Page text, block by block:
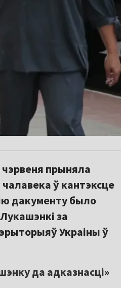
прыняла
ў кантэксце
дакументу было
за
Украіны ў
да адказнасці»